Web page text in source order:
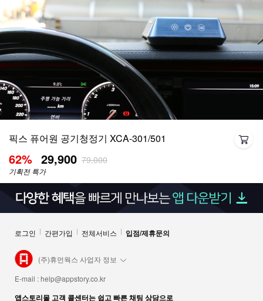
픽스 퓨어원 공기청정기 XCA-301/501
62% 29,900 79,000
기획전 특가
로그인 간편가입 전체서비스 입점/제휴문의
(주)휴먼웍스 사업자 정보
E-mail :help@appstory.co.kr
앱스토리몰 고객 콜센터는 쉽고 빠른 채팅 상담으로